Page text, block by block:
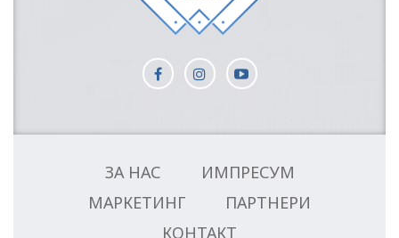
ЗА НАС
ИМПРЕСУМ
МАРКЕТИНГ
ПАРТНЕРИ
КОНТАКТ